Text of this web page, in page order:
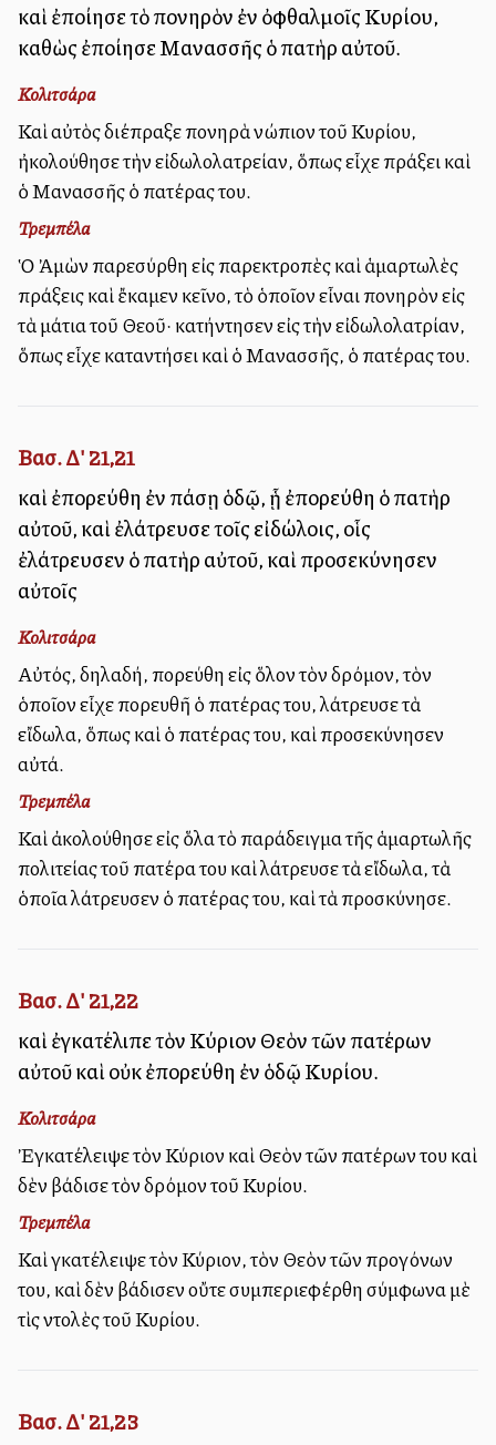
καὶ ἐποίησε τὸ πονηρὸν ἐν ὀφθαλμοῖς Κυρίου,
καθὼς ἐποίησε Μανασσῆς ὁ πατὴρ αὐτοῦ.
Κολιτσάρα
Καὶ αὐτὸς διέπραξε πονηρὰ ἐνώπιον τοῦ Κυρίου,
ἠκολούθησε τὴν εἰδωλολατρείαν, ὅπως εἶχε πράξει καὶ
ὁ Μανασσῆς ὁ πατέρας του.
Τρεμπέλα
Ὁ Ἀμὼν παρεσύρθη εἰς παρεκτροπὲς καὶ ἁμαρτωλὲς
πράξεις καὶ ἔκαμεν ἐκεῖνο, τὸ ὁποῖον εἶναι πονηρὸν εἰς
τὰ μάτια τοῦ Θεοῦ· κατήντησεν εἰς τὴν εἰδωλολατρίαν,
ὅπως εἶχε καταντήσει καὶ ὁ Μανασσῆς, ὁ πατέρας του.
Βασ. Δ' 21,21
καὶ ἐπορεύθη ἐν πάσῃ ὁδῷ, ᾗ ἐπορεύθη ὁ πατὴρ
αὐτοῦ, καὶ ἐλάτρευσε τοῖς εἰδώλοις, οἷς
ἐλάτρευσεν ὁ πατὴρ αὐτοῦ, καὶ προσεκύνησεν
αὐτοῖς
Κολιτσάρα
Αὐτός, δηλαδή, ἐπορεύθη εἰς ὅλον τὸν δρόμον, τὸν
ὁποῖον εἶχε πορευθῆ ὁ πατέρας του, ἐλάτρευσε τὰ
εἴδωλα, ὅπως καὶ ὁ πατέρας του, καὶ προσεκύνησεν
αὐτά.
Τρεμπέλα
Καὶ ἀκολούθησε εἰς ὅλα τὸ παράδειγμα τῆς ἁμαρτωλῆς
πολιτείας τοῦ πατέρα του καὶ ἐλάτρευσε τὰ εἴδωλα, τὰ
ὁποῖα ἐλάτρευσεν ὁ πατέρας του, καὶ τὰ ἐπροσκύνησε.
Βασ. Δ' 21,22
καὶ ἐγκατέλιπε τὸν Κύριον Θεὸν τῶν πατέρων
αὐτοῦ καὶ οὐκ ἐπορεύθη ἐν ὁδῷ Κυρίου.
Κολιτσάρα
Ἐγκατέλειψε τὸν Κύριον καὶ Θεὸν τῶν πατέρων του καὶ
δὲν ἐβάδισε τὸν δρόμον τοῦ Κυρίου.
Τρεμπέλα
Καὶ ἐγκατέλειψε τὸν Κύριον, τὸν Θεὸν τῶν προγόνων
του, καὶ δὲν ἐβάδισεν οὔτε συμπεριεφέρθη σύμφωνα μὲ
τὶς ἐντολὲς τοῦ Κυρίου.
Βασ. Δ' 21,23